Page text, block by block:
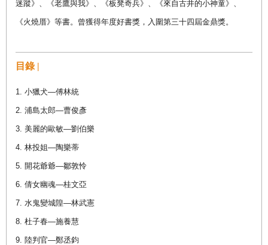
迷蹤》、《老鷹與我》、《板凳奇兵》、《來自古井的小神童》、
《火燒厝》等書。曾獲得年度好書獎，入圍第三十四屆金鼎獎。
目錄 |
1. 小獵犬—傅林統
2. 浦島太郎—曹俊彥
3. 美麗的歐敏—劉伯樂
4. 林投姐—陶樂蒂
5. 開花爺爺—鄒敦怜
6. 倩女幽魂—桂文亞
7. 水鬼變城隍—林武憲
8. 杜子春—施養慧
9. 陸判官—鄭丞鈞